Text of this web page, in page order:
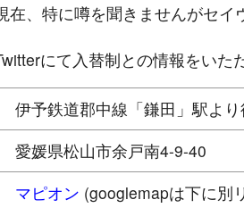
在、特に噂を聞きませんがセイ
にて入替制との情報をいた
伊予鉄道郡中線「鎌田」駅よ
愛媛県松山市余戸南4-9-40
マピオン (googlemapは下に別